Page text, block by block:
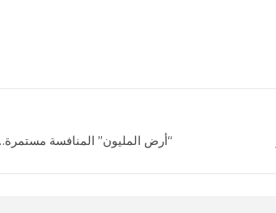
“أرض المليون” المنافسة